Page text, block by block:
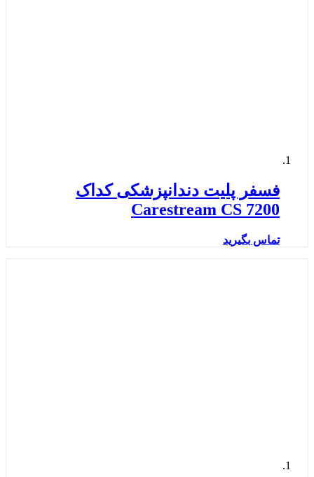
فسفر پلیت دندانپزشکی کداک
Carestream CS 7200
تماس بگیرید